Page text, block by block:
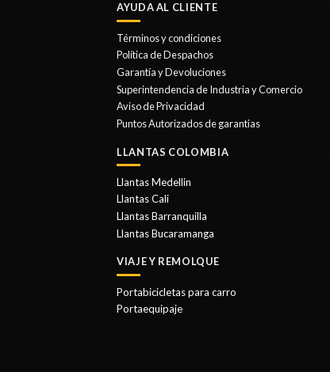
AYUDA AL CLIENTE
Términos y condiciones
Política de Despachos
Garantía y Devoluciones
Superintendencia de Industria y Comercio
Aviso de Privacidad
Puntos Autorizados de garantias
LLANTAS COLOMBIA
Llantas Medellin
Llantas Cali
Llantas Barranquilla
Llantas Bucaramanga
VIAJE Y REMOLQUE
Portabicicletas para carro
Portaequipaje